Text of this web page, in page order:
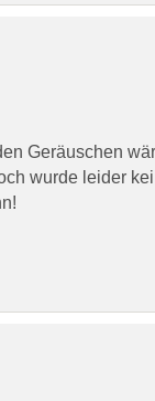
Geräuschen
wurde leider